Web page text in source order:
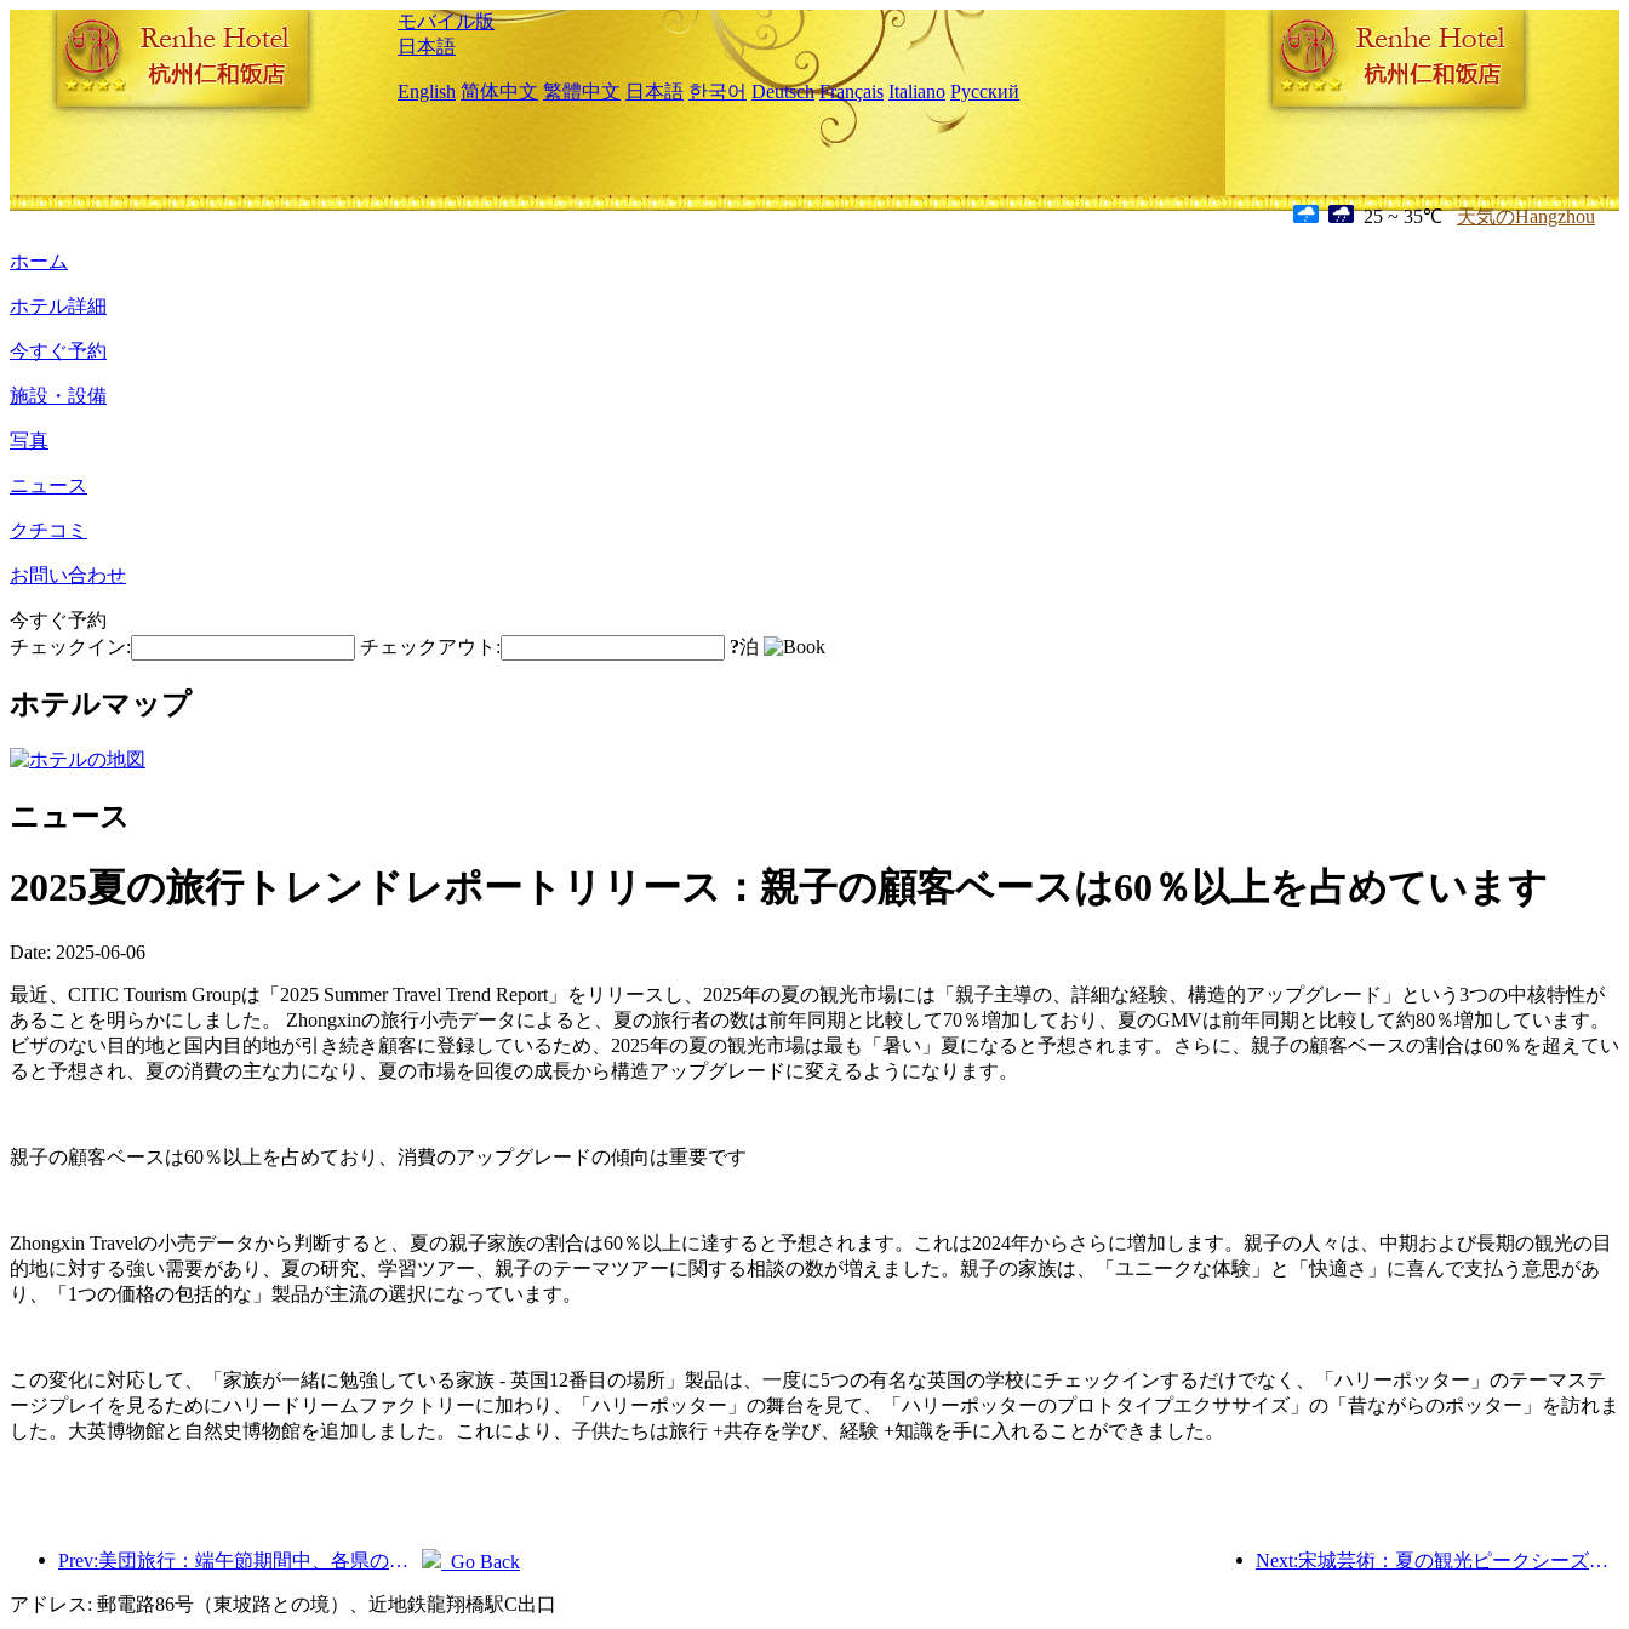
モバイル版
日本語
English 简体中文 繁體中文 日本語 한국어 Deutsch Français Italiano Русский
25 ~ 35℃ 天気のHangzhou
ホーム
ホテル詳細
今すぐ予約
施設・設備
写真
ニュース
クチコミ
お問い合わせ
今すぐ予約
チェックイン:
チェックアウト: ?泊
ホテルマップ
ニュース
2025夏の旅行トレンドレポートリリース：親子の顧客ベースは60％以上を占めています
Date: 2025-06-06
最近、CITIC Tourism Groupは「2025 Summer Travel Trend Report」をリリースし、2025年の夏の観光市場には「親子主導の、詳細な経験、構造的アップグレード」という3つの中核特性が
あることを明らかにしました。 Zhongxinの旅行小売データによると、夏の旅行者の数は前年同期と比較して70％増加しており、夏のGMVは前年同期と比較して約80％増加しています。
ビザのない目的地と国内目的地が引き続き顧客に登録しているため、2025年の夏の観光市場は最も「暑い」夏になると予想されます。さらに、親子の顧客ベースの割合は60％を超えてい
ると予想され、夏の消費の主な力になり、夏の市場を回復の成長から構造アップグレードに変えるようになります。
親子の顧客ベースは60％以上を占めており、消費のアップグレードの傾向は重要です
Zhongxin Travelの小売データから判断すると、夏の親子家族の割合は60％以上に達すると予想されます。これは2024年からさらに増加します。親子の人々は、中期および長期の観光の目
的地に対する強い需要があり、夏の研究、学習ツアー、親子のテーマツアーに関する相談の数が増えました。親子の家族は、「ユニークな体験」と「快適さ」に喜んで支払う意思があ
り、「1つの価格の包括的な」製品が主流の選択になっています。
この変化に対応して、「家族が一緒に勉強している家族 - 英国12番目の場所」製品は、一度に5つの有名な英国の学校にチェックインするだけでなく、「ハリーポッター」のテーマステ
ージプレイを見るためにハリードリームファクトリーに加わり、「ハリーポッター」の舞台を見て、「ハリーポッターのプロトタイプエクササイズ」の「昔ながらのポッター」を訪れま
した。大英博物館と自然史博物館を追加しました。これにより、子供たちは旅行 +共存を学び、経験 +知識を手に入れることができました。
Prev:美団旅行：端午節期間中、各県の高級ホテルの予約が殺到、子供連れの家族が主力に Next:宋城芸術：夏の観光ピークシーズンに向けて、市場とイベントコンテンツの両方を準備
Go Back
アドレス: 郵電路86号（東坡路との境）、近地鉄龍翔橋駅C出口